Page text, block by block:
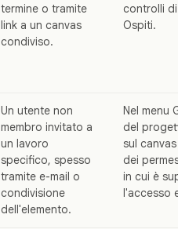
termine o tramite
link a un canvas
condiviso.
controlli
Ospiti.
Un utente non
membro invitato a
un lavoro
specifico, spesso
tramite e-mail o
condivisione
dell'elemento.
Nel menu
del
sul
dei
in cui è
l'accesso